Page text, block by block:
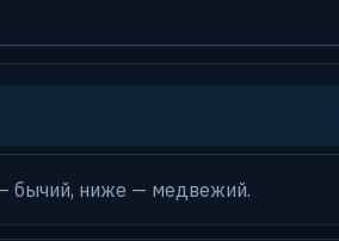
бычий, ниже — медвежий.